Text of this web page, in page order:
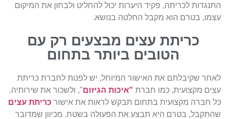
לכריתה, פקיד היערות יכול להחליט ולבחון את המיקום
בטרם הוא מקבל החלטה בנושא.
כריתת עצים מבצעים רק עם
הטובים ביותר בתחום
שקיבלתם את האישור המיוחל, יש לפנות לחברת כריתת
מקצועית, כמו חברת"איכות הגיזום", ולשכור את שירותיה.
חברה מקצועית בתחום תבקש לראות את אישורכריתת עצים
בטרם היא תבצע את הפעולה בשטח. מכיוון שמדובר